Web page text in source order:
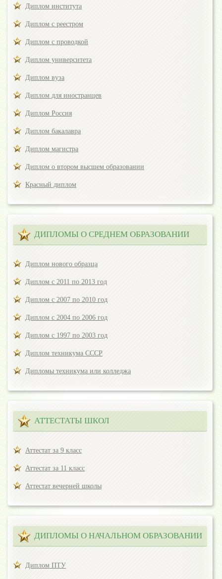
Диплом института
Диплом с реестром
Диплом с проводкой
Диплом университета
Диплом вуза
Диплом для иностранцев
Диплом Россия
Диплом бакалавра
Диплом магистра
Диплом о втором высшем образовании
Красный диплом
ДИПЛОМЫ О СРЕДНЕМ ОБРАЗОВАНИИ
Диплом нового образца
Диплом с 2011 по 2013 год
Диплом с 2007 по 2010 год
Диплом с 2004 по 2006 год
Диплом с 1997 по 2003 год
Диплом техникума СССР
Дипломы техникума или колледжа
АТТЕСТАТЫ ШКОЛ
Аттестат за 9 класс
Аттестат за 11 класс
Аттестат вечерней школы
ДИПЛОМЫ О НАЧАЛЬНОМ ОБРАЗОВАНИИ
Диплом ПТУ